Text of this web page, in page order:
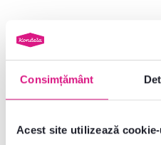
Consimțământ
Acest site utilizează
caşmir, JUMP 60
1.065 lei
2 Culori detaliate